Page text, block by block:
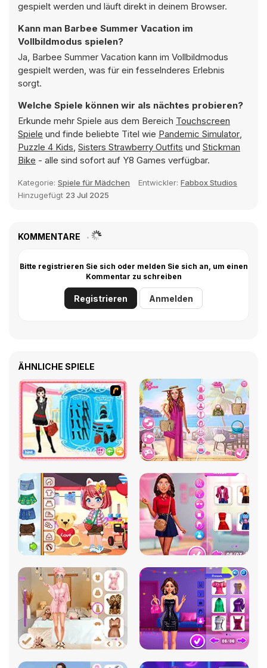
gespielt werden und läuft direkt in deinem Browser.
Kann man Barbee Summer Vacation im
Vollbildmodus spielen?
Ja, Barbee Summer Vacation kann im Vollbildmodus
gespielt werden, was für ein fesselnderes Erlebnis
sorgt.
Welche Spiele können wir als nächtes probieren?
Erkunde mehr Spiele aus dem Bereich Touchscreen
Spiele und finde beliebte Titel wie Pandemic Simulator,
Puzzle 4 Kids, Sisters Strawberry Outfits und Stickman
Bike - alle sind sofort auf Y8 Games verfügbar.
Kategorie: Spiele für Mädchen Entwickler: Fabbox Studios
Hinzugefügt 23 Jul 2025
KOMMENTARE
Bitte registrieren Sie sich oder melden Sie sich an, um einen
Kommentar zu schreiben
Registrieren Anmelden
ÄHNLICHE SPIELE